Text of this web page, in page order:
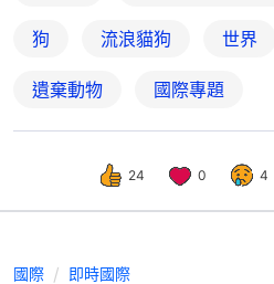
狗 流浪貓狗 世界
遺棄動物 國際專題
24 0 4
國際 即時國際